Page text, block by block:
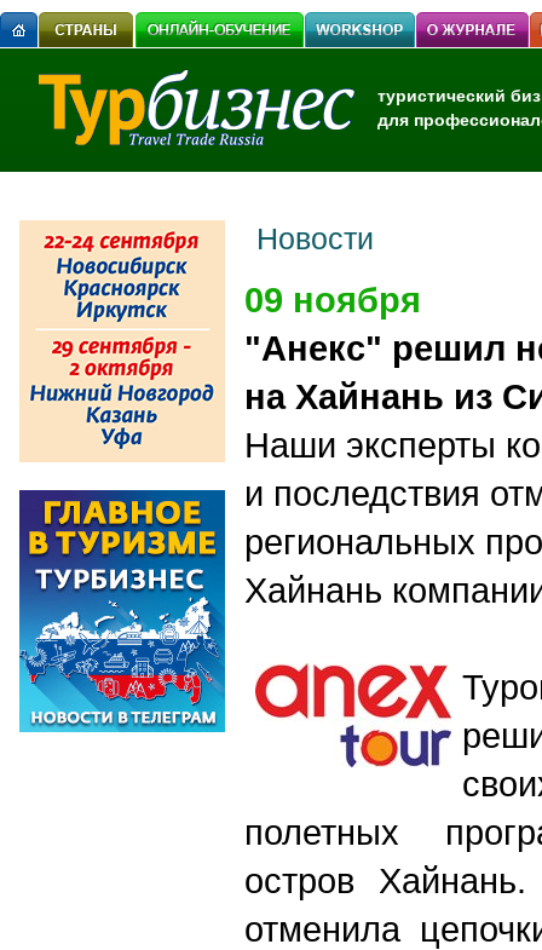
туристический
для
Новости
09 ноября
"Анекс" решил
на Хайнань из
Наши эксперты
и последствия
региональных
Хайнань
полетных
остров
отменила